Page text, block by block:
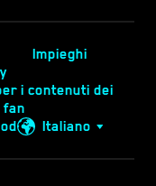
Impieghi
i contenuti dei
fan
Italiano